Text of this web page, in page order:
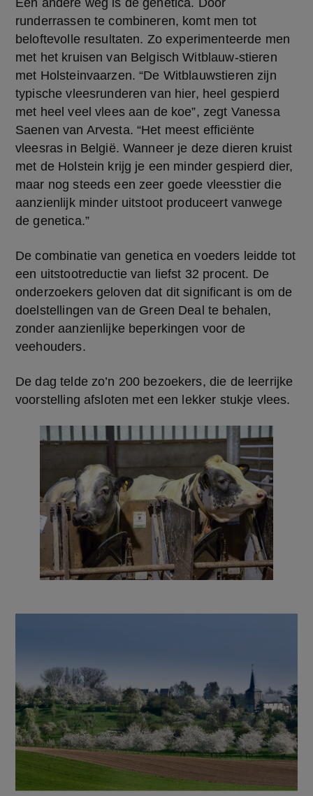
Een andere weg is de genetica. Door
runderrassen te combineren, komt men tot
beloftevolle resultaten. Zo experimenteerde men
met het kruisen van Belgisch Witblauw-stieren
met Holsteinvaarzen. “De Witblauwstieren zijn
typische vleesrunderen van hier, heel gespierd
met heel veel vlees aan de koe”, zegt Vanessa
Saenen van Arvesta. “Het meest efficiënte
vleesras in België. Wanneer je deze dieren kruist
met de Holstein krijg je een minder gespierd dier,
maar nog steeds een zeer goede vleesstier die
aanzienlijk minder uitstoot produceert vanwege
de genetica.”
De combinatie van genetica en voeders leidde tot
een uitstootreductie van liefst 32 procent. De
onderzoekers geloven dat dit significant is om de
doelstellingen van de Green Deal te behalen,
zonder aanzienlijke beperkingen voor de
veehouders.
De dag telde zo’n 200 bezoekers, die de leerrijke
voorstelling afsloten met een lekker stukje vlees.